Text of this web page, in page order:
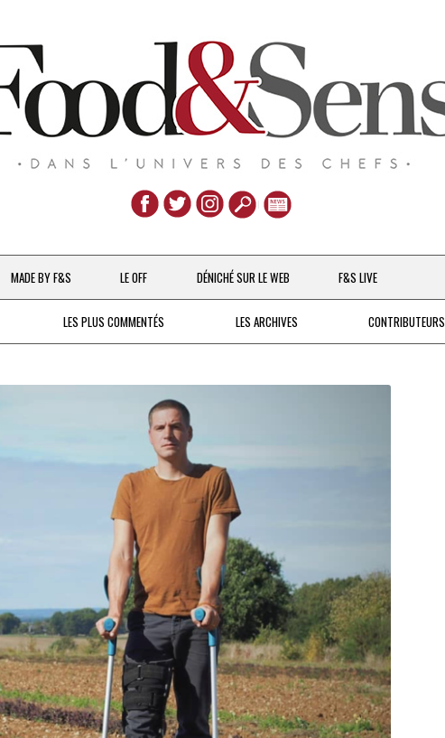
Aller
au
contenu
MADE BY F&S
CHEFS & ACTUALITÉS
V…DE VOYAGE
LE OFF DÉNICHÉ SUR LE WEB F&S LIVE
LES PLUS COMMENTÉS LES ARCHIVES CONTRIBUTEURS